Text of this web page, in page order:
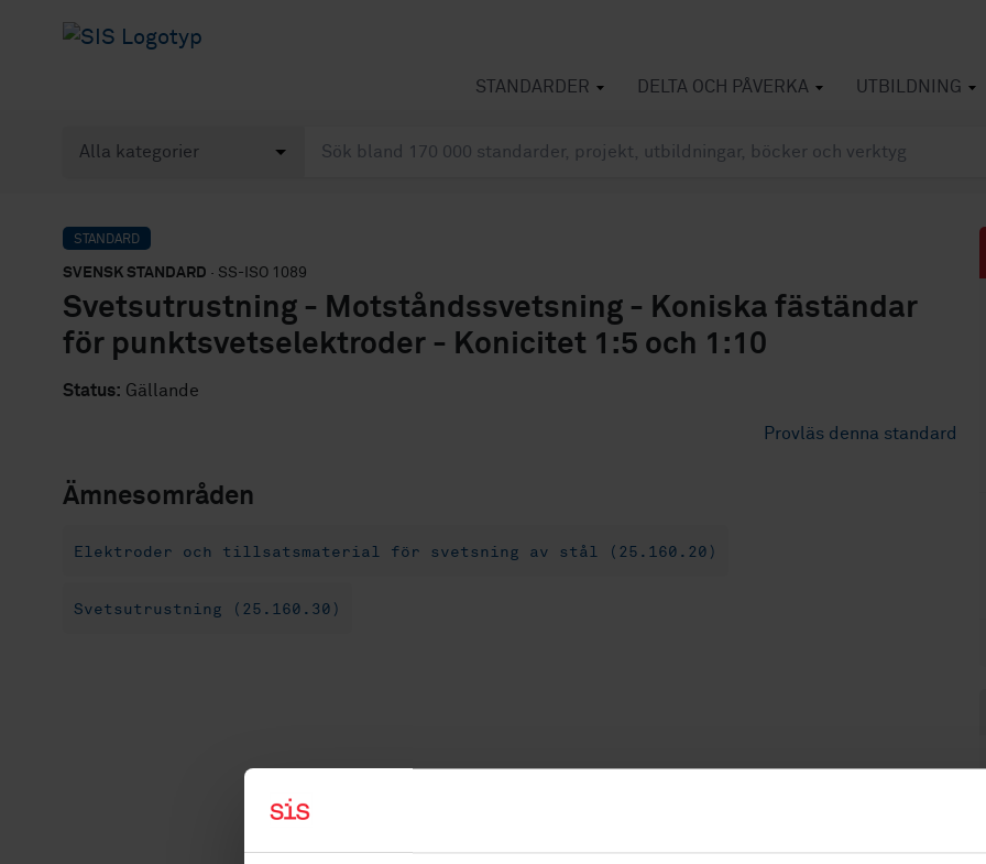
STANDARDER DELTA OCH PÅVERKA UTBILDNING
STANDARD
SVENSK STANDARD · SS-ISO 1089
Svetsutrustning - Motståndssvetsning - Koniska fäständar
för punktsvetselektroder - Konicitet 1:5 och 1:10
Status: Gällande
Provläs denna standard
Ämnesområden
Elektroder och tillsatsmaterial för svetsning av stål (25.160.20)
Svetsutrustning (25.160.30)